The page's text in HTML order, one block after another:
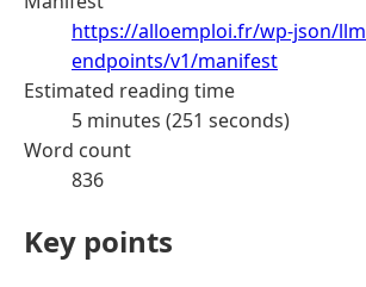
https://alloemploi.fr/wp-json/
endpoints/v1/manifest
Estimated reading time
5 minutes (251 seconds)
Word count
836
Key points